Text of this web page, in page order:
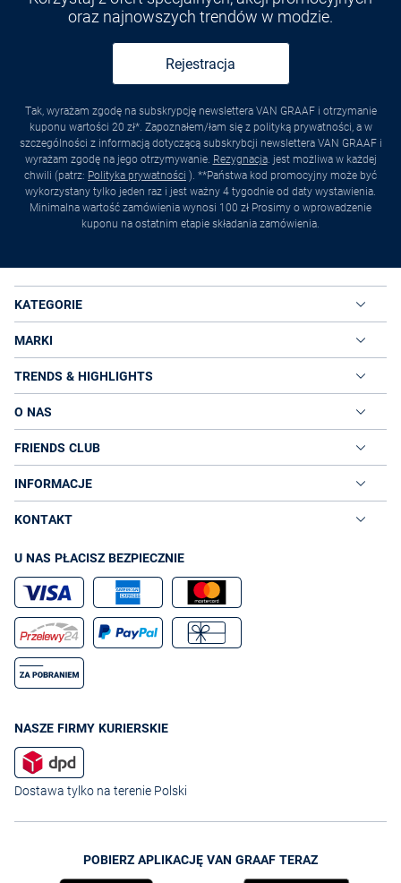
oraz najnowszych trendów w modzie.
Rejestracja
Tak, wyrażam zgodę na subskrypcję newslettera VAN GRAAF i otrzymanie
kuponu wartości 20 zł*. Zapoznałem/łam się z polityką prywatności, a w
szczególności z informacją dotyczącą subskrybcji newslettera VAN GRAAF i
wyrażam zgodę na jego otrzymywanie. Rezygnacja. jest możliwa w każdej
chwili (patrz: Polityka prywatności ). **Państwa kod promocyjny może być
wykorzystany tylko jeden raz i jest ważny 4 tygodnie od daty wystawienia.
Minimalna wartość zamówienia wynosi 100 zł Prosimy o wprowadzenie
kuponu na ostatnim etapie składania zamówienia.
KATEGORIE
MARKI
TRENDS & HIGHLIGHTS
O NAS
FRIENDS CLUB
INFORMACJE
KONTAKT
U NAS PŁACISZ BEZPIECZNIE
NASZE FIRMY KURIERSKIE
Dostawa tylko na terenie Polski
POBIERZ APLIKACJĘ VAN GRAAF TERAZ